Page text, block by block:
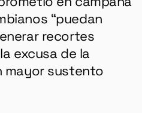
“puedan
recortes
excusa de la
mayor sustento